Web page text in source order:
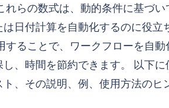
れらの数式は、動的条件に基づい
日付計算を自動化するのに役立
することで、ワークフローを自動
し、時間を節約できます。 以下に
、その説明、例、使用方法のヒ